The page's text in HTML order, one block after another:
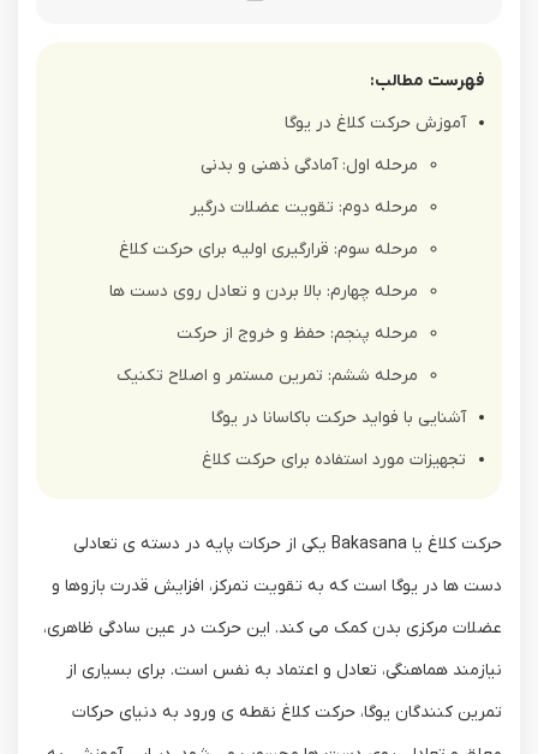
فهرست مطالب:
آموزش حرکت کلاغ در یوگا
مرحله اول: آمادگی ذهنی و بدنی
مرحله دوم: تقویت عضلات درگیر
مرحله سوم: قرارگیری اولیه برای حرکت کلاغ
مرحله چهارم: بالا بردن و تعادل روی دست ها
مرحله پنجم: حفظ و خروج از حرکت
مرحله ششم: تمرین مستمر و اصلاح تکنیک
آشنایی با فواید حرکت باکاسانا در یوگا
تجهیزات مورد استفاده برای حرکت کلاغ
حرکت کلاغ یا Bakasana یکی از حرکات پایه در دسته‌ ی تعادلی
دست‌ ها در یوگا است که به تقویت تمرکز، افزایش قدرت بازوها و
عضلات مرکزی بدن کمک می ‌کند. این حرکت در عین سادگی ظاهری،
نیازمند هماهنگی، تعادل و اعتماد به نفس است. برای بسیاری از
تمرین ‌کنندگان یوگا، حرکت کلاغ نقطه ‌ی ورود به دنیای حرکات